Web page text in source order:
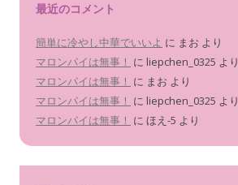
最近のコメント
簡単に冷やし中華でいいよ に まお より
マロンパイは無事！ に liepchen_0325 より
マロンパイは無事！ に まお より
マロンパイは無事！ に liepchen_0325 より
マロンパイは無事！ に ほえ-5 より